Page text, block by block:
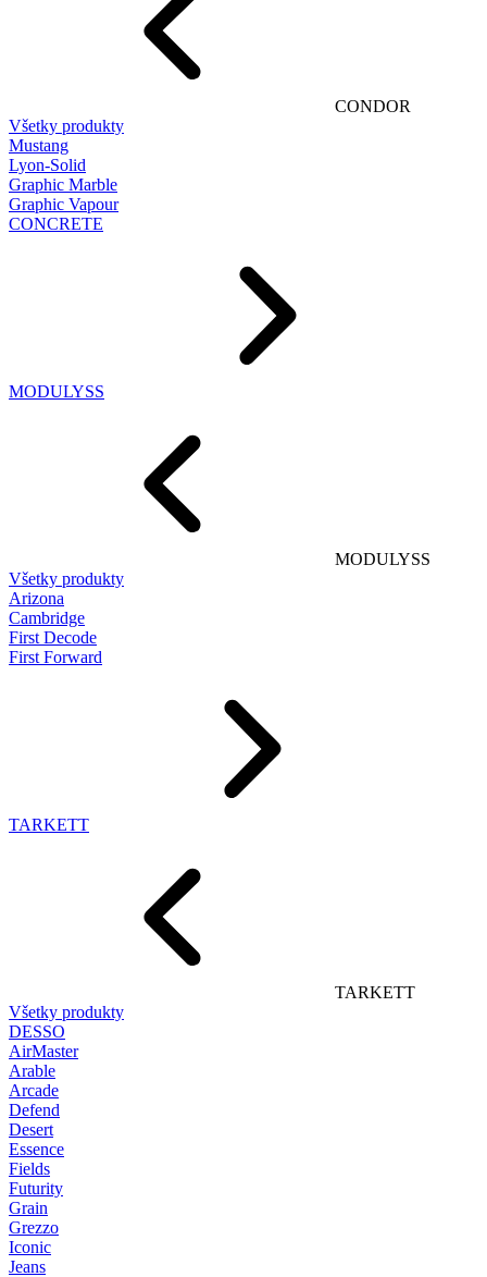
CONDOR
Všetky produkty
Mustang
Lyon-Solid
Graphic Marble
Graphic Vapour
CONCRETE
MODULYSS
MODULYSS
Všetky produkty
Arizona
Cambridge
First Decode
First Forward
TARKETT
TARKETT
Všetky produkty
DESSO
AirMaster
Arable
Arcade
Defend
Desert
Essence
Fields
Futurity
Grain
Grezzo
Iconic
Jeans